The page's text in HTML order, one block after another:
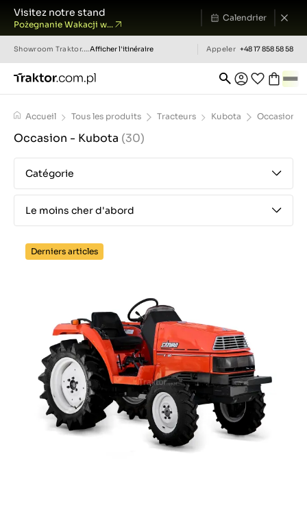
Visitez notre stand
Pożegnanie Wakacji w...
Calendrier
Showroom Traktor.com.pl Afficher l'itinéraire Appeler +48 17 858 58 58
Accueil Tous les produits Tracteurs Kubota Occasion -
Occasion - Kubota (30)
Catégorie
Le moins cher d'abord
Derniers articles